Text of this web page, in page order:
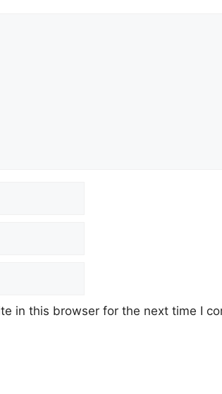
in this browser for the next time I